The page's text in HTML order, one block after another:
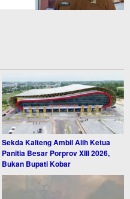
Sekda Kalteng Ambil Alih Ketua
Panitia Besar Porprov XIII 2026,
Bukan Bupati Kobar